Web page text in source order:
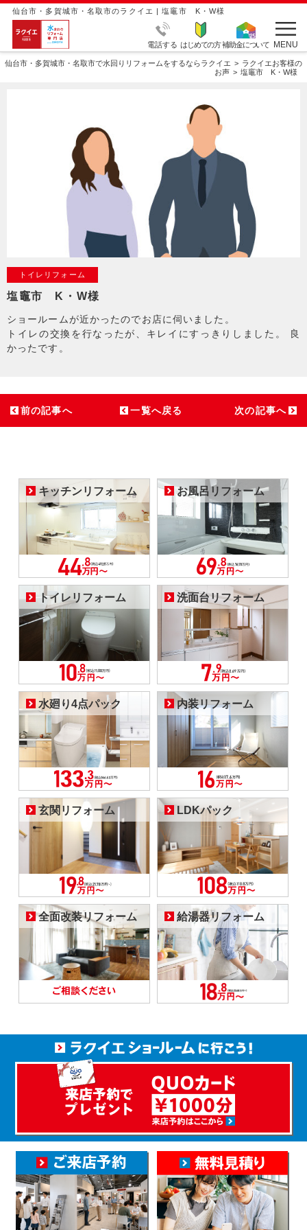
仙台市・多賀城市・名取市のラクイエ | 塩竈市 K・W様
電話する はじめての方補助金について MENU
仙台市・多賀城市・名取市で水回りリフォームをするならラクイエ
ラクイエお客様の
お声
塩竈市 K・W様
トイレリフォーム
塩竈市 K・W様
ショールームが近かったのでお店に伺いました。
トイレの交換を行なったが、キレイにすっきりしました。 良
かったです。
前の記事へ 一覧へ戻る 次の記事へ
キッチンリフォーム お風呂リフォーム
トイレリフォーム 洗面台リフォーム
水廻り4点パック 内装リフォーム
玄関リフォーム LDKパック
全面改装リフォーム 給湯器リフォーム